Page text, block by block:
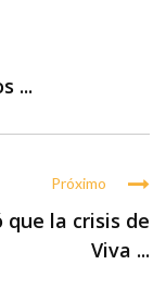
...
Próximo
que la crisis de
Viva ...